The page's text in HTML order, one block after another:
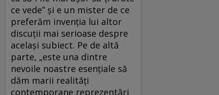
ce vede” și e un mister de ce
preferăm invenția lui altor
discuții mai serioase despre
același subiect. Pe de altă
parte, „este una dintre
nevoile noastre esențiale să
dăm marii realități
contemporane reprezentări